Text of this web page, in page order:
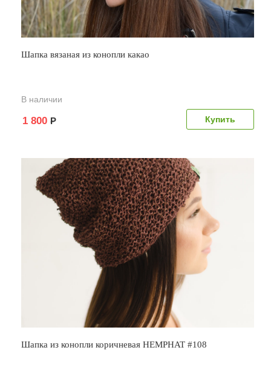
Шапка вязаная из конопли какао
В наличии
1 800 Р
Шапка из конопли коричневая HEMPHAT #108